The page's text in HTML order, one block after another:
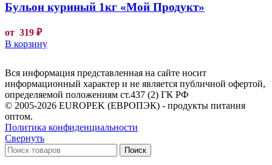
Бульон куриный 1кг «Мой Продукт»
от 319 ₽
В корзину
Вся информация представленная на сайте носит
информационный характер и не является публичной офертой,
определяемой положениям ст.437 (2) ГК РФ
© 2005-2026 EUROPEK (ЕВРОПЭК) - продукты питания
оптом.
Политика конфиденциальности
Свернуть
Поиск